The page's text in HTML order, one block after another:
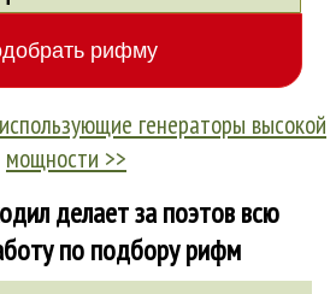
генераторы высокой
мощности >>
делает за поэтов всю
по подбору рифм